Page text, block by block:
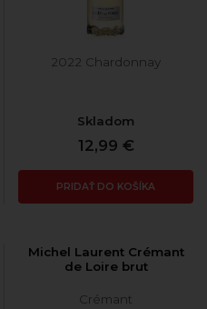
2022 Chardonnay
Skladom
12,99 €
PRIDAŤ DO KOŠÍKA
Michel Laurent Crémant
de Loire brut
Crémant